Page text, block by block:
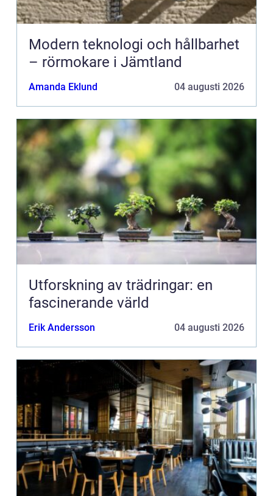
Modern teknologi och hållbarhet
– rörmokare i Jämtland
Amanda Eklund 04 augusti 2026
Utforskning av trädringar: en
fascinerande värld
Erik Andersson 04 augusti 2026